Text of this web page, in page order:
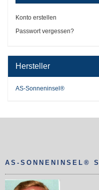
Konto erstellen
Passwort vergessen?
Hersteller
AS-Sonneninsel®
AS-SONNENINSEL®